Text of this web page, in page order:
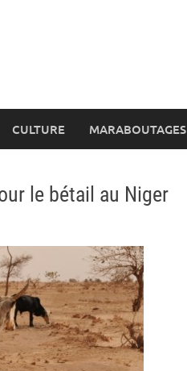
CULTURE MARABOUTAGES
le bétail au Niger